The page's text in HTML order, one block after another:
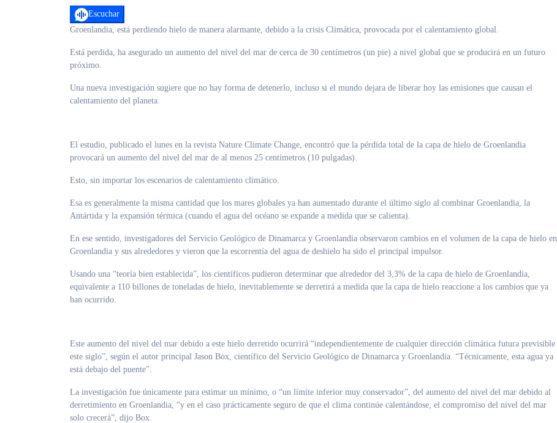
Escuchar
Groenlandia, está perdiendo hielo de manera alarmante, debido a la crisis Climática, provocada por el calentamiento global.
Está perdida, ha asegurado un aumento del nivel del mar de cerca de 30 centímetros (un pie) a nivel global que se producirá en un futuro
próximo.
Una nueva investigación sugiere que no hay forma de detenerlo, incluso si el mundo dejara de liberar hoy las emisiones que causan el
calentamiento del planeta.
El estudio, publicado el lunes en la revista Nature Climate Change, encontró que la pérdida total de la capa de hielo de Groenlandia
provocará un aumento del nivel del mar de al menos 25 centímetros (10 pulgadas).
Esto, sin importar los escenarios de calentamiento climático.
Esa es generalmente la misma cantidad que los mares globales ya han aumentado durante el último siglo al combinar Groenlandia, la
Antártida y la expansión térmica (cuando el agua del océano se expande a medida que se calienta).
En ese sentido, investigadores del Servicio Geológico de Dinamarca y Groenlandia observaron cambios en el volumen de la capa de hielo en
Groenlandia y sus alrededores y vieron que la escorrentía del agua de deshielo ha sido el principal impulsor.
Usando una “teoría bien establecida”, los científicos pudieron determinar que alrededor del 3,3% de la capa de hielo de Groenlandia,
equivalente a 110 billones de toneladas de hielo, inevitablemente se derretirá a medida que la capa de hielo reaccione a los cambios que ya
han ocurrido.
Este aumento del nivel del mar debido a este hielo derretido ocurrirá “independientemente de cualquier dirección climática futura previsible
este siglo”, según el autor principal Jason Box, científico del Servicio Geológico de Dinamarca y Groenlandia. “Técnicamente, esta agua ya
está debajo del puente”.
La investigación fue únicamente para estimar un mínimo, o “un límite inferior muy conservador”, del aumento del nivel del mar debido al
derretimiento en Groenlandia, “y en el caso prácticamente seguro de que el clima continúe calentándose, el compromiso del nivel del mar
solo crecerá”, dijo Box.